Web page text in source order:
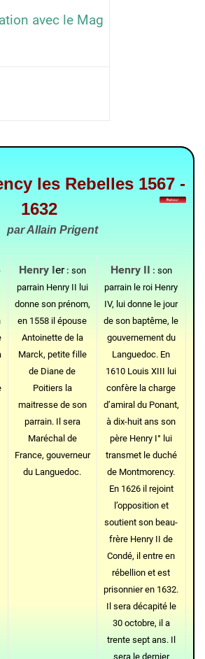
avec le Mag
les Rebelles 1567 -
1632
par Allain Prigent
Henry Ier: son
parrain Henry II lui
donne son prénom,
en 1558 il épouse
Antoinette de la
Marck, petite fille
de Diane de
Poitiers la
maitresse de son
parrain. Il sera
Maréchal de
France, gouverneur
du Languedoc.
Henry II : son
parrain le roi Henry
IV, lui donne le jour
de son baptême, le
gouvernement du
Languedoc. En
1610 Louis XIII lui
confère la charge
d’amiral du Ponant,
à dix-huit ans son
père Henry I° lui
transmet le duché
de Montmorency.
En 1626 il rejoint
l’opposition et
soutient son beau-
frère Henry II de
Condé, il entre en
rébellion et est
prisonnier en 1632.
Il sera décapité le
30 octobre, il a
trente sept ans. Il
sera le dernier